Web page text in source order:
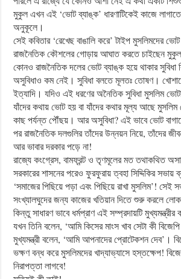
মুকুল এখন এই ‘ভোট ব্যাঙ্ক’ ধারণাটিকেই কাজে
অনুকূলে।
সেই কবিতার ‘রেখেছ বাঙালি করে’ টাইপ মুসলিমদের
রাজনৈতিক কৌশলের গোড়ায় আঘাত করতে চাইছেন
কোনও রাজনৈতিক দলের ভোট ব্যাঙ্ক হয়ে থাকার
অসুবিধাও কম নেই। সুবিধা বলতে মূলতঃ তোষণ।
ইত্যাদি। যদিও এই ধরণের অনৈতিক সুবিধা মুসলিম
যাঁদের কথায় ভোট হয় বা যাঁদের কথার মূল্য আছে মুসলিম
কাছ পর্যন্ত পৌঁছয়। আর অসুবিধা? এই ভাবে ভোট
পর রাজনৈতিক দলগুলির তাঁদের উন্নয়ন নিয়ে, তাঁদের
আর ভাবার দরকার পড়ে না!
রাজ্যে কংগ্রেস, বামফ্রন্ট ও তৃণমূলের মত তথাকথিত
সরকারের শাসনের পরেও ফুরফুরায় ত্বহা সিদ্দিকির সভায়
‘সমাজের পিছিয়ে পড়া এবং পিছিয়ে রাখা মুসলিম’! সেই
সংখ্যালঘুদের জন্য কাজের খতিয়ান দিতে শুরু করলে
কিন্তু সাধারণ ভাবে ধর্মপ্রাণ এই সম্প্রদায়টি
যখন তিনি বলেন, ‘আমি কিসের মাংস খাব সেটা কী
মুখ্যমন্ত্রী বলেন, ‘আমি আপনাদের প্রোটেকশন দেব’।
ভক্ষণ বন্ধ করে মুসলিমদের খাদ্যাভ্যাসে হস্তক্ষেপ!
নিরাপত্তা লাগবে!